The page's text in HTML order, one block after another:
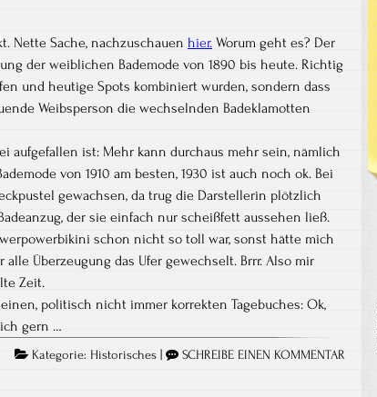
Nette Sache, nachzuschauen hier. Worum geht es? Der
der weiblichen Bademode von 1890 bis heute. Richtig
und heutige Spots kombiniert wurden, sondern dass
Weibsperson die wechselnden Badeklamotten
aufgefallen ist: Mehr kann durchaus mehr sein, nämlich
von 1910 am besten, 1930 ist auch noch ok. Bei
gewachsen, da trug die Darstellerin plötzlich
der sie einfach nur scheißfett aussehen ließ.
schon nicht so toll war, sonst hätte mich
Überzeugung das Ufer gewechselt. Brrr. Also mir
Zeit.
politisch nicht immer korrekten Tagebuches: Ok,
gern …
Kategorie: Historisches | SCHREIBE EINEN KOMMENTAR